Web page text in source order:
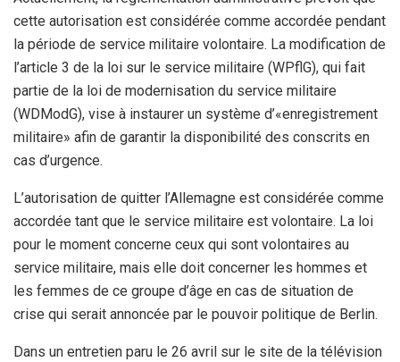
cette autorisation est considérée comme accordée pendant
la période de service militaire volontaire. La modification de
l’article 3 de la loi sur le service militaire (WPflG), qui fait
partie de la loi de modernisation du service militaire
(WDModG), vise à instaurer un système d’«enregistrement
militaire» afin de garantir la disponibilité des conscrits en
cas d’urgence.
L’autorisation de quitter l’Allemagne est considérée comme
accordée tant que le service militaire est volontaire. La loi
pour le moment concerne ceux qui sont volontaires au
service militaire, mais elle doit concerner les hommes et
les femmes de ce groupe d’âge en cas de situation de
crise qui serait annoncée par le pouvoir politique de Berlin.
Dans un entretien paru le 26 avril sur le site de la télévision